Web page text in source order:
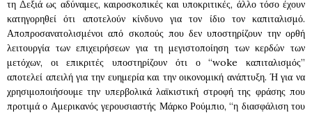
τη Δεξιά ως αδύναμες, καιροσκοπικές και υποκριτικές, άλλο τόσο έχουν
κατηγορηθεί ότι αποτελούν κίνδυνο για τον ίδιο τον καπιταλισμό.
Αποπροσανατολισμένοι από σκοπούς που δεν υποστηρίζουν την ορθή
λειτουργία των επιχειρήσεων για τη μεγιστοποίηση των κερδών των
μετόχων, οι επικριτές υποστηρίζουν ότι ο “woke καπιταλισμός”
αποτελεί απειλή για την ευημερία και την οικονομική ανάπτυξη. Ή για να
χρησιμοποιήσουμε την υπερβολικά λαϊκιστική στροφή της φράσης που
προτιμά ο Αμερικανός γερουσιαστής Μάρκο Ρούμπιο, “η διασφάλιση του